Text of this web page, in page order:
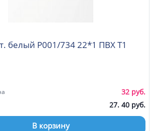
Кромка мат. белый P001/734 22*1 ПВХ Т1
32 руб.
27. 40 руб.
В корзину